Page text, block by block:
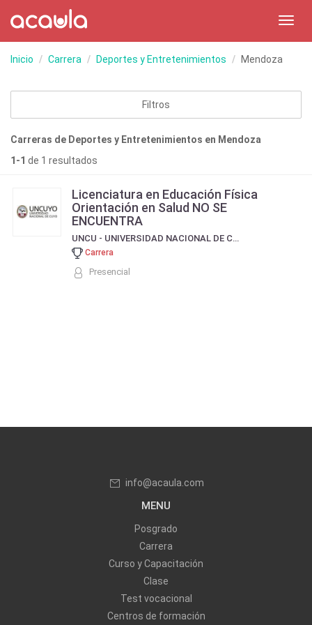
Inicio Carrera Deportes y Entretenimientos Mendoza
Filtros
Carreras de Deportes y Entretenimientos en Mendoza
1-1 de 1 resultados
Licenciatura en Educación Física
Orientación en Salud NO SE
ENCUENTRA
UNCU - UNIVERSIDAD NACIONAL DE CUYO
Carrera
Presencial
info@acaula.com
MENU
Posgrado
Carrera
Curso y Capacitación
Clase
Test vocacional
Centros de formación